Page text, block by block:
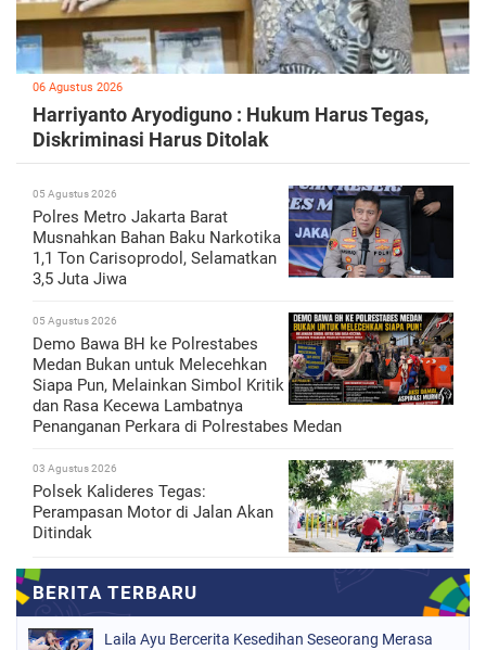
06 Agustus 2026
Harriyanto Aryodiguno : Hukum Harus Tegas,
Diskriminasi Harus Ditolak
05 Agustus 2026
Polres Metro Jakarta Barat
Musnahkan Bahan Baku Narkotika
1,1 Ton Carisoprodol, Selamatkan
3,5 Juta Jiwa
05 Agustus 2026
Demo Bawa BH ke Polrestabes
Medan Bukan untuk Melecehkan
Siapa Pun, Melainkan Simbol Kritik
dan Rasa Kecewa Lambatnya
Penanganan Perkara di Polrestabes Medan
03 Agustus 2026
Polsek Kalideres Tegas:
Perampasan Motor di Jalan Akan
Ditindak
Laila Ayu Bercerita Kesedihan Seseorang Merasa